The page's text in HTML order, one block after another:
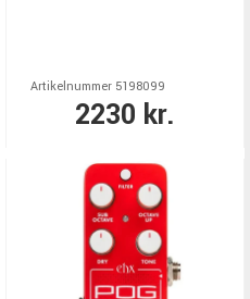
Artikelnummer 5198099
2230 kr.